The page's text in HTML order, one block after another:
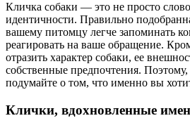
Кличка собаки — это не просто
идентичности. Правильно
вашему питомцу легче запоминать
реагировать на ваше обращение.
отразить характер собаки, ее
собственные предпочтения.
подумайте о том, что именно вы
Клички, вдохновленные